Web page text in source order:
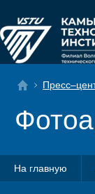
На главную